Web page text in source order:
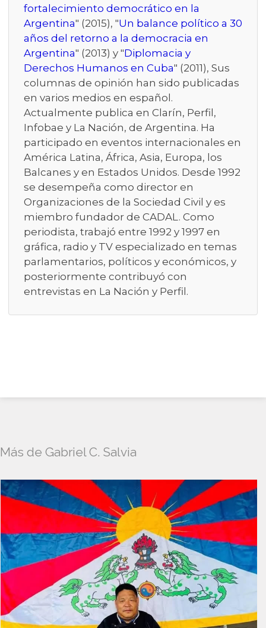
fortalecimiento democrático en la
Argentina" (2015), "Un balance político a 30
años del retorno a la democracia en
Argentina" (2013) y "Diplomacia y
Derechos Humanos en Cuba" (2011), Sus
columnas de opinión han sido publicadas
en varios medios en español.
Actualmente publica en Clarín, Perfil,
Infobae y La Nación, de Argentina. Ha
participado en eventos internacionales en
América Latina, África, Asia, Europa, los
Balcanes y en Estados Unidos. Desde 1992
se desempeña como director en
Organizaciones de la Sociedad Civil y es
miembro fundador de CADAL. Como
periodista, trabajó entre 1992 y 1997 en
gráfica, radio y TV especializado en temas
parlamentarios, políticos y económicos, y
posteriormente contribuyó con
entrevistas en La Nación y Perfil.
Más de Gabriel C. Salvia